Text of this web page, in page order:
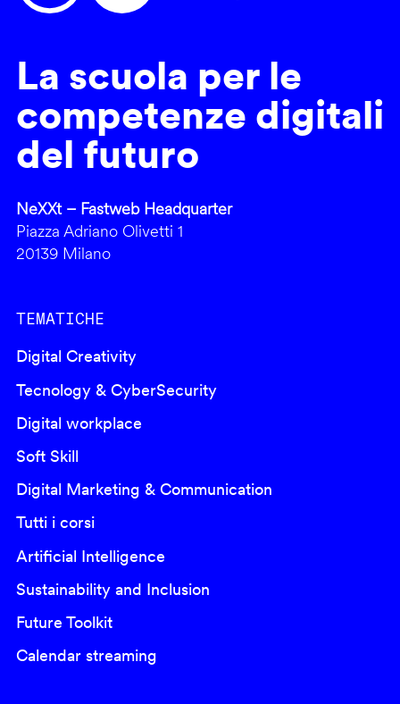
La scuola per le
competenze digitali
del futuro
NeXXt – Fastweb Headquarter
Piazza Adriano Olivetti 1
20139 Milano
TEMATICHE
Digital Creativity
Tecnology & CyberSecurity
Digital workplace
Soft Skill
Digital Marketing & Communication
Tutti i corsi
Artificial Intelligence
Sustainability and Inclusion
Future Toolkit
Calendar streaming